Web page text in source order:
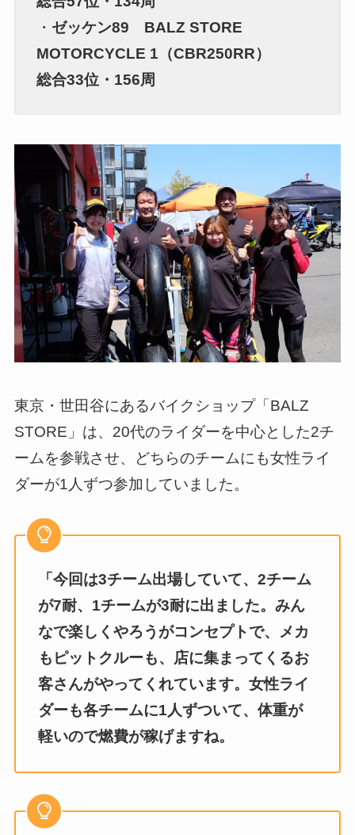
・ ゼッケン89 BALZ STORE
MOTORCYCLE 1（CBR250RR）
総合33位・156周
東京・世田谷にあるバイクショップ「BALZ
STORE」は、20代のライダーを中心とした2チ
ームを参戦させ、どちらのチームにも女性ライ
ダーが1人ずつ参加していました。
「今回は3チーム出場していて、2チーム
が7耐、1チームが3耐に出ました。みん
なで楽しくやろうがコンセプトで、メカ
もピットクルーも、店に集まってくるお
客さんがやってくれています。女性ライ
ダーも各チームに1人ずついて、体重が
軽いので燃費が稼げますね。